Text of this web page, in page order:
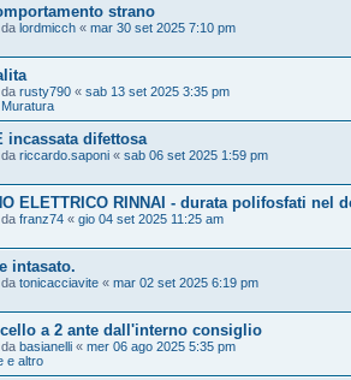
strano
lordmicch « mar 30 set 2025 7:10 pm
rusty790 « sab 13 set 2025 3:35 pm
incassata difettosa
riccardo.saponi « sab 06 set 2025 1:59 pm
ELETTRICO RINNAI - durata polifosfati nel
franz74 « gio 04 set 2025 11:25 am
intasato.
tonicacciavite « mar 02 set 2025 6:19 pm
a 2 ante dall'interno consiglio
basianelli « mer 06 ago 2025 5:35 pm
e altro